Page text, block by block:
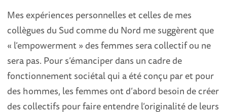
Mes expériences personnelles et celles de mes
collègues du Sud comme du Nord me suggèrent que
« l’empowerment » des femmes sera collectif ou ne
sera pas. Pour s’émanciper dans un cadre de
fonctionnement sociétal qui a été conçu par et pour
des hommes, les femmes ont d’abord besoin de créer
des collectifs pour faire entendre l’originalité de leurs